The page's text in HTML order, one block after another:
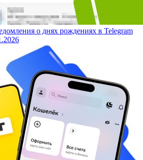
о днях рождениях в Telegram